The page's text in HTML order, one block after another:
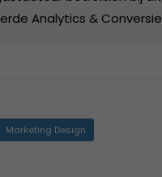
Analytics &
Marketing Design